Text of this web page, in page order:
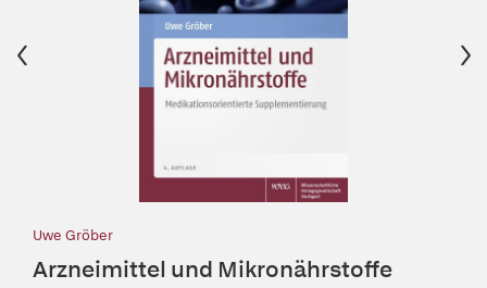
Uwe Gröber
Arzneimittel und Mikronährstoffe